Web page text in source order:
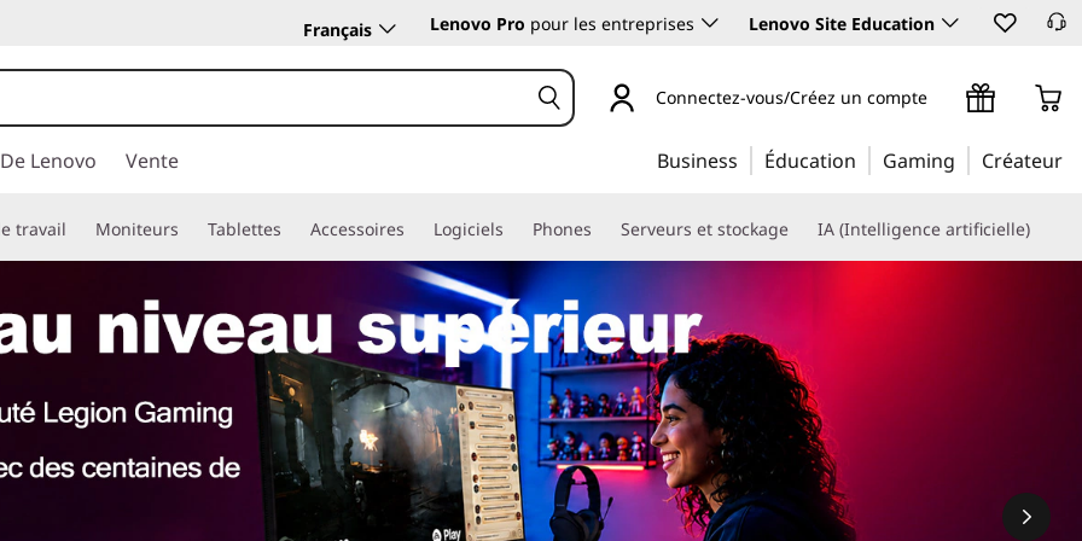
Français Lenovo Pro pour les entreprises Lenovo Site Education
Connectez-vous/Créez un compte
Lenovo Vente Business Éducation Gaming Créateur
travail Moniteurs Tablettes Accessoires Logiciels Phones Serveurs et stockage IA (Intelligence artificielle)